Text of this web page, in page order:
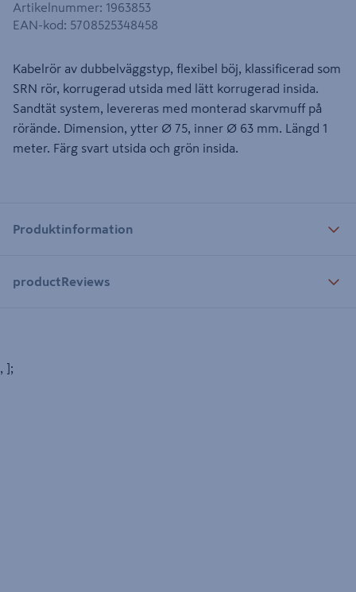
Artikelnummer: 1963853
EAN-kod: 5708525348458
Kabelrör av dubbelväggstyp, flexibel böj, klassificerad som
SRN rör, korrugerad utsida med lätt korrugerad insida.
Sandtät system, levereras med monterad skarvmuff på
rörände. Dimension, ytter Ø 75, inner Ø 63 mm. Längd 1
meter. Färg svart utsida och grön insida.
Produktinformation
productReviews
, ];